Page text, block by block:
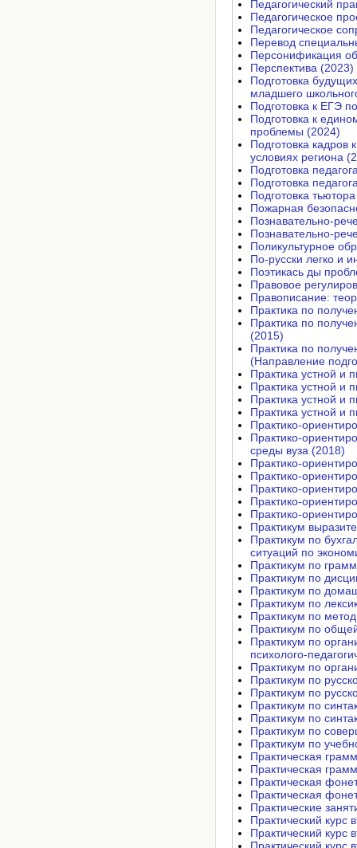
Педагогический
Педагогическое
Педагогическое
Перевод
Персонификация
Перспектива (2023)
Подготовка
младшего
Подготовка к ЕГЭ
Подготовка к
проблемы (2024)
Подготовка кадров
условиях региона
Подготовка
Подготовка
Подготовка
Пожарная
Познавательно-
Познавательно-
Поликультурное
По-русски легко и
Поэтикась ды
Правовое
Правописание:
Практика по
Практика по
(2015)
Практика по
(Направление
Практика устной и
Практика устной и
Практика устной и
Практика устной и
Практико-
Практико-
среды вуза (2018)
Практико-
Практико-
Практико-
Практико-
Практико-
Практикум
Практикум по
ситуаций по
Практикум по
Практикум по
Практикум по
Практикум по
Практикум по
Практикум по
Практикум по
психолого-
Практикум по
Практикум по
Практикум по
Практикум по
Практикум по
Практикум по
Практикум по
Практическая
Практическая
Практическая
Практическая
Практические
Практический курс
Практический курс